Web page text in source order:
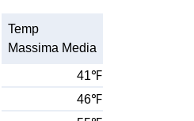
Temp
Massima Media
41℉
46℉